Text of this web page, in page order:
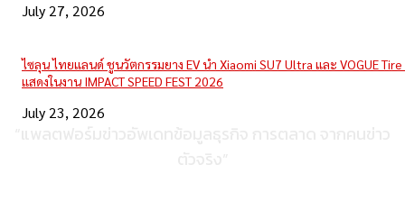
July 27, 2026
ไซลุน ไทยแลนด์ ชูนวัตกรรมยาง EV นำ Xiaomi SU7 Ultra และ VOGUE
แสดงในงาน IMPACT SPEED FEST 2026
July 23, 2026